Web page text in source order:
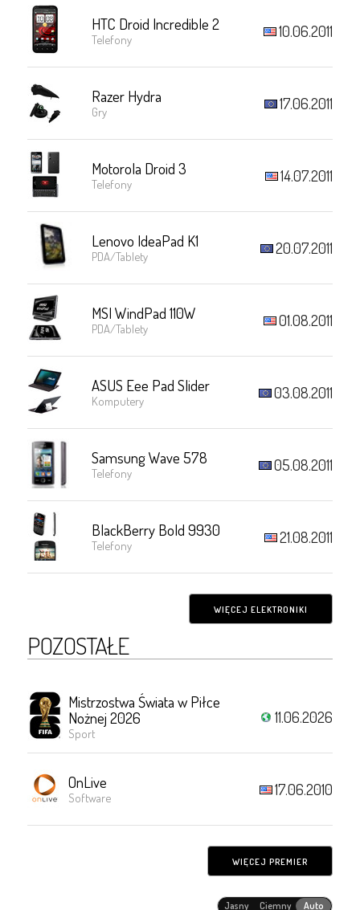
HTC Droid Incredible 2
Telefony 10.06.2011
Razer Hydra
Gry 17.06.2011
Motorola Droid 3
Telefony 14.07.2011
Lenovo IdeaPad K1
PDA/Tablety 20.07.2011
MSI WindPad 110W
PDA/Tablety 01.08.2011
ASUS Eee Pad Slider
Komputery 03.08.2011
Samsung Wave 578
Telefony 05.08.2011
BlackBerry Bold 9930
Telefony 21.08.2011
WIĘCEJ ELEKTRONIKI
POZOSTAŁE
Mistrzostwa Świata w Piłce
Nożnej 2026
Sport
11.06.2026
OnLive
Software 17.06.2010
WIĘCEJ PREMIER
Jasny Ciemny Auto